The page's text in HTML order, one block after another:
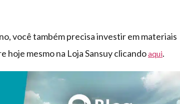
você também precisa investir em materiais
hoje mesmo na Loja Sansuy clicandoaqui.